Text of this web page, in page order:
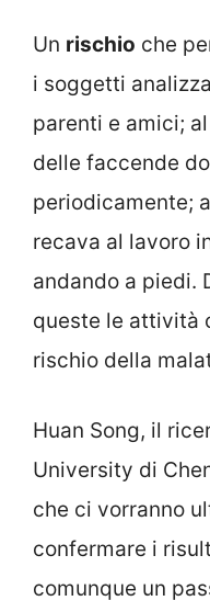
Un rischio che
i soggetti
parenti e amici;
delle faccende
periodicamente;
recava al lavoro
andando a piedi.
queste le attività
rischio della
Huan Song, il
University di
che ci vorranno
confermare i
comunque un